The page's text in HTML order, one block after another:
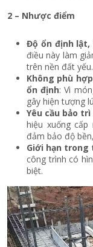
2 – Nhược điểm
Độ ổn định
điều này làm
trên nền đất yếu.
Không phù
ổn định: Vì
gây hiện tượng
Yêu cầu bảo
hiệu xuống
đảm bảo độ
Giới hạn trong
công trình có
biệt.